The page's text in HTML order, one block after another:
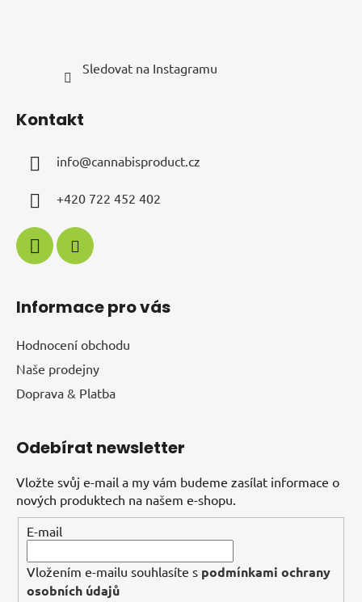
Sledovat na Instagramu
Kontakt
info@cannabisproduct.cz
+420 722 452 402
Informace pro vás
Hodnocení obchodu
Naše prodejny
Doprava & Platba
Odebírat newsletter
Vložte svůj e-mail a my vám budeme zasílat informace o
nových produktech na našem e-shopu.
E-mail
Vložením e-mailu souhlasíte s podmínkami ochrany
osobních údajů